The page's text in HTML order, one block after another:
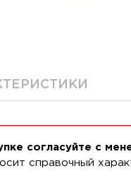
согласуйте с
справочный